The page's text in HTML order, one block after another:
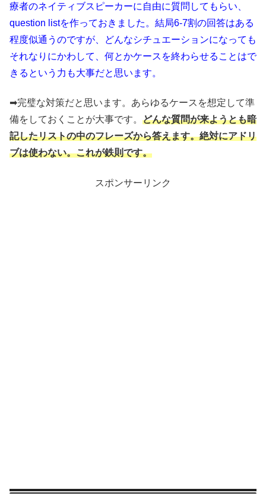
療者のネイティブスピーカーに自由に質問してもらい、
question listを作っておきました。結局6-7割の回答はある
程度似通うのですが、どんなシチュエーションになっても
それなりにかわして、何とかケースを終わらせることはで
きるという力も大事だと思います。
➡完璧な対策だと思います。あらゆるケースを想定して準
備をしておくことが大事です。 どんな質問が来ようとも暗
記したリストの中のフレーズから答えます。絶対にアドリ
ブは使わない。これが鉄則です。
スポンサーリンク